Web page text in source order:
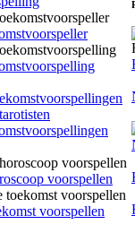
voorspellen
voorspellen